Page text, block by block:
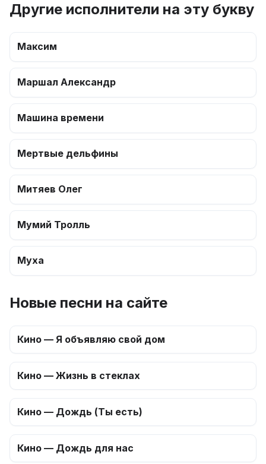
Другие исполнители на эту букву
Максим
Маршал Александр
Машина времени
Мертвые дельфины
Митяев Олег
Мумий Тролль
Муха
Новые песни на сайте
Кино — Я объявляю свой дом
Кино — Жизнь в стеклах
Кино — Дождь (Ты есть)
Кино — Дождь для нас